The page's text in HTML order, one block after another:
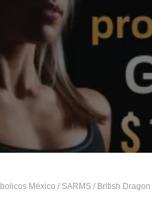
México / SARMS / British Dragon